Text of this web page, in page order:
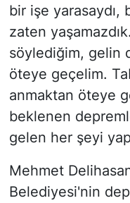
bir işe yarasaydı,
zaten
söylediğim, gelin
öteye geçelim.
anmaktan öteye
beklenen
gelen her şeyi
Mehmet
Belediyesi'nin